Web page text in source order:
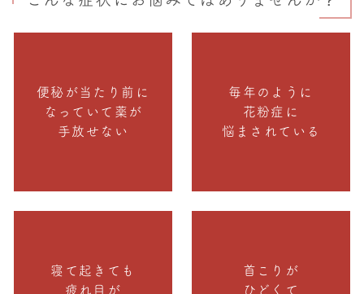
便秘が当たり前に
なっていて薬が
手放せない
毎年のように
花粉症に
悩まされている
寝て起きても
疲れ目が
首こりが
ひどくて